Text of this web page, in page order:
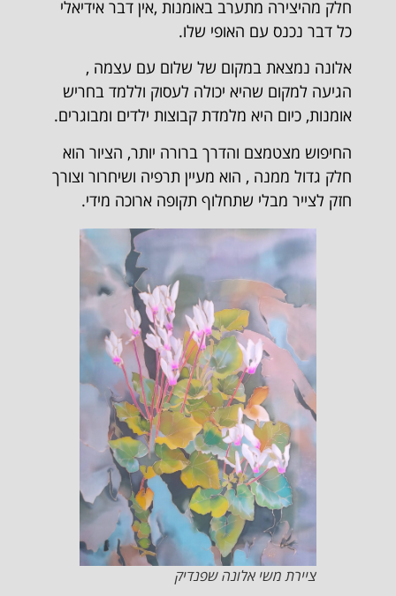
חלק מהיצירה מתערב באומנות ,אין דבר אידיאלי
כל דבר נכנס עם האופי שלו.
אלונה נמצאת במקום של שלום עם עצמה ,
הגיעה למקום שהיא יכולה לעסוק וללמד בחריש
אומנות, כיום היא מלמדת קבוצות ילדים ומבוגרים.
החיפוש מצטמצם והדרך ברורה יותר, הציור הוא
חלק גדול ממנה , הוא מעיין תרפיה ושיחרור וצורך
חזק לצייר מבלי שתחלוף תקופה ארוכה מידי.
ציירת משי אלונה שפנדיק